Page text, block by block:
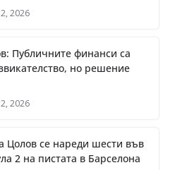
2026
Публичните финанси са
но решение
2026
Цолов се нареди шести във
2 на пистата в Барселона